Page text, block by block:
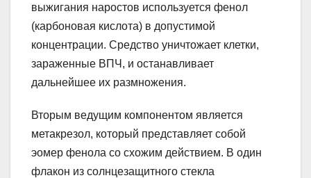
выжигания наростов используется фенол
(карбоновая кислота) в допустимой
концентрации. Средство уничтожает клетки,
зараженные ВПЧ, и останавливает
дальнейшее их размножения.
Вторым ведущим компонентом является
метакрезол, который представляет собой
эомер фенола со схожим действием. В один
флакон из солнцезащитного стекла